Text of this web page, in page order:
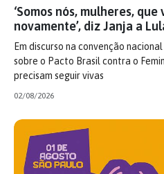
‘Somos nós, mulheres,
novamente’, diz Janja a
Em discurso na convenção
sobre o Pacto Brasil contra o
precisam seguir vivas
02/08/2026